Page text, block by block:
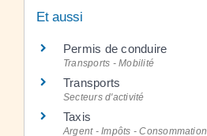
Et aussi
Permis de conduire
Transports - Mobilité
Transports
Secteurs d'activité
Taxis
Argent - Impôts - Consommation